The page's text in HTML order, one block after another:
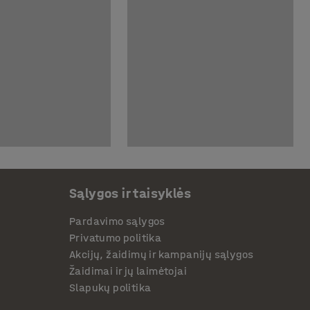
Sąlygos ir taisyklės
Pardavimo sąlygos
Privatumo politika
Akcijų, žaidimų ir kampanijų sąlygos
Žaidimai ir jų laimėtojai
Slapukų politika